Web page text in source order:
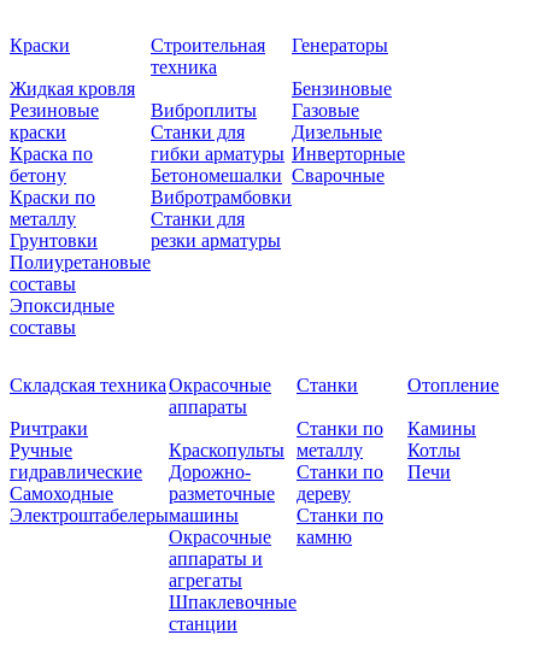
Краски
Жидкая кровля
Резиновые
краски
Краска по
бетону
Краски по
металлу
Грунтовки
Полиуретановые
составы
Эпоксидные
составы
Строительная
техника
Виброплиты
Станки для
гибки арматуры
Бетономешалки
Вибротрамбовки
Станки для
резки арматуры
Генераторы
Бензиновые
Газовые
Дизельные
Инверторные
Сварочные
Складская техника
Ричтраки
Ручные
гидравлические
Самоходные
Электроштабелеры
Окрасочные
аппараты
Краскопульты
Дорожно-
разметочные
машины
Окрасочные
аппараты и
агрегаты
Шпаклевочные
станции
Станки
Станки по
металлу
Станки по
дереву
Станки по
камню
Отопление
Камины
Котлы
Печи